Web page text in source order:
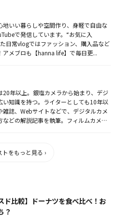
地いい暮らしや空間作り、身軽で自由な
で発信しています。“お気に入
日常vlogではファッション、購入品など
アメブロも【hanna life】で毎日更...
20年以上。銀塩カメラから始まり、デジ
い知識を持つ。ライターとしても10年以
雑誌、Webサイトなどで、デジタルカメ
などの解説記事を執筆。フィルムカメラ
トをもっと見る ›
ド比較】ドーナツを食べ比べ！お
？